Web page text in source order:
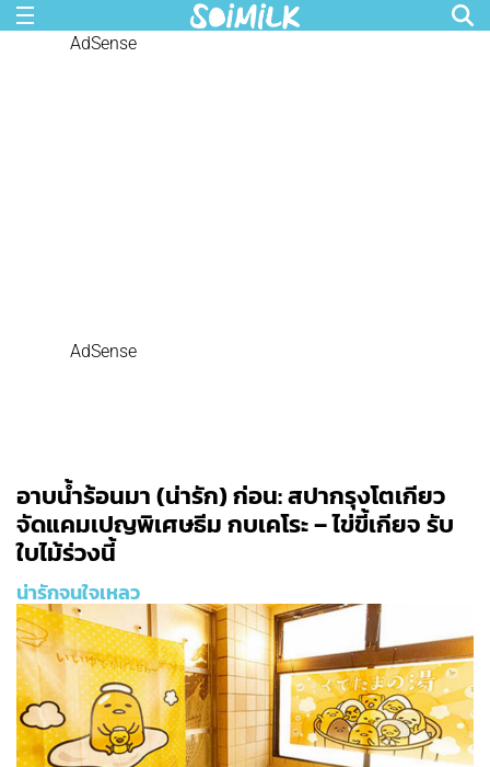
AdSense
AdSense
อาบน้ำร้อนมา (น่ารัก) ก่อน: สปากรุงโตเกียว
จัดแคมเปญพิเศษธีม กบเคโระ – ไข่ขี้เกียจ รับ
ใบไม้ร่วงนี้
น่ารักจนใจเหลว